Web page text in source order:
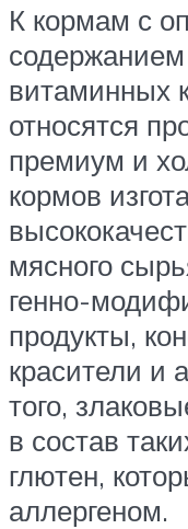
К кормам с
витаминных
относятся
премиум и
кормов
мясного
генно-
продукты,
красители и
того,
в состав
глютен,
аллергеном.